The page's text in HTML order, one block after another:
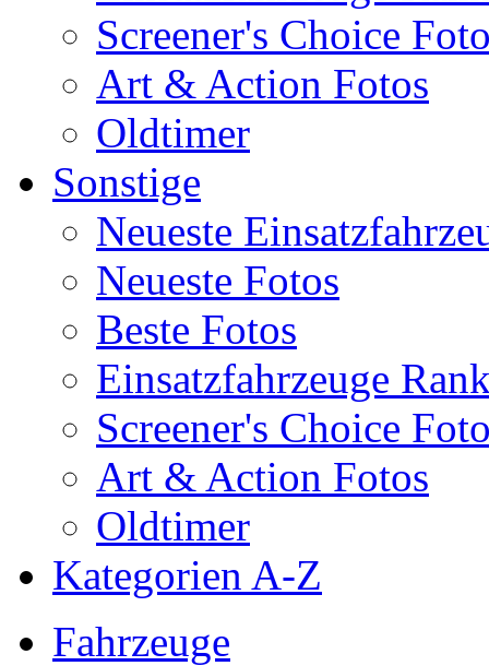
Screener's Choice
Art & Action Fotos
Oldtimer
Sonstige
Neueste
Neueste Fotos
Beste Fotos
Einsatzfahrzeuge
Screener's Choice
Art & Action Fotos
Oldtimer
Kategorien A-Z
Fahrzeuge